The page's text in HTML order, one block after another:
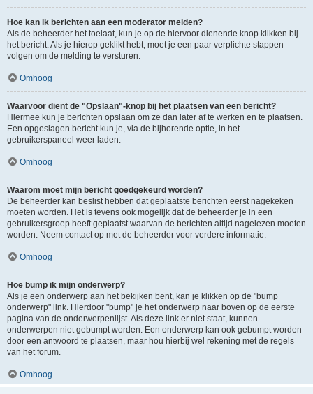
Hoe kan ik berichten aan een moderator melden?
Als de beheerder het toelaat, kun je op de hiervoor dienende knop klikken bij
het bericht. Als je hierop geklikt hebt, moet je een paar verplichte stappen
volgen om de melding te versturen.
Omhoog
Waarvoor dient de "Opslaan"-knop bij het plaatsen van een bericht?
Hiermee kun je berichten opslaan om ze dan later af te werken en te plaatsen.
Een opgeslagen bericht kun je, via de bijhorende optie, in het
gebruikerspaneel weer laden.
Omhoog
Waarom moet mijn bericht goedgekeurd worden?
De beheerder kan beslist hebben dat geplaatste berichten eerst nagekeken
moeten worden. Het is tevens ook mogelijk dat de beheerder je in een
gebruikersgroep heeft geplaatst waarvan de berichten altijd nagelezen moeten
worden. Neem contact op met de beheerder voor verdere informatie.
Omhoog
Hoe bump ik mijn onderwerp?
Als je een onderwerp aan het bekijken bent, kan je klikken op de "bump
onderwerp" link. Hierdoor "bump" je het onderwerp naar boven op de eerste
pagina van de onderwerpenlijst. Als deze link er niet staat, kunnen
onderwerpen niet gebumpt worden. Een onderwerp kan ook gebumpt worden
door een antwoord te plaatsen, maar hou hierbij wel rekening met de regels
van het forum.
Omhoog